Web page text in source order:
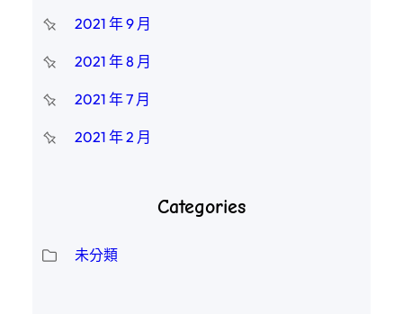
2021 年 9 月
2021 年 8 月
2021 年 7 月
2021 年 2 月
Categories
未分類